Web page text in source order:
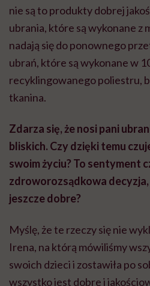
nie są to produkty dobrej
ubrania, które są wykonane z
nadają się do ponownego
ubrań, które są wykonane w
recyklingowanego poliestru,
tkanina.
Zdarza się, że nosi pani
bliskich. Czy dzięki temu
swoim życiu? To sentyment
zdroworozsądkowa
jeszcze dobre?
Myślę, że te rzeczy się nie
Irena, na którą mówiliśmy
swoich dzieci i zostawiła po
wszystko jest dobre i